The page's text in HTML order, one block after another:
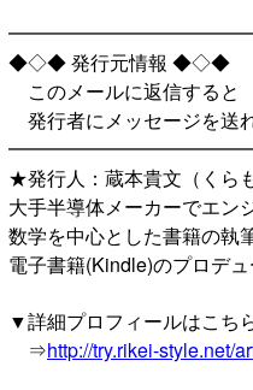
◆◇◆ 発行元情報 ◆◇◆
このメールに返信すると
発行者にメッセージを送
★発行人：蔵本貴文（くら
大手半導体メーカーでエン
数学を中心とした書籍の執
電子書籍(Kindle)のプロデュ
▼詳細プロフィールはこち
⇒http://try.rikei-style.net/